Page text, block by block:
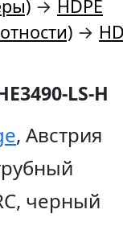
→ HDPE
→
LS-H
, Австрия
черный